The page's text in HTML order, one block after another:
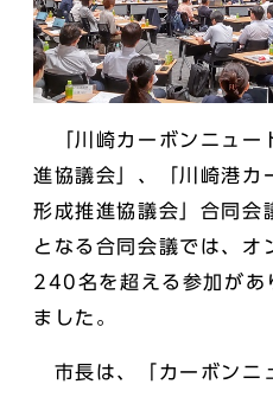
「川崎カーボンニュー
進協議会」、「川崎港カ
形成推進協議会」合同会
となる合同会議では、オ
240名を超える参加があ
ました。
市長は、「カーボンニ